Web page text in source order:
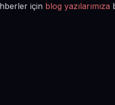
için blog yazılarımıza